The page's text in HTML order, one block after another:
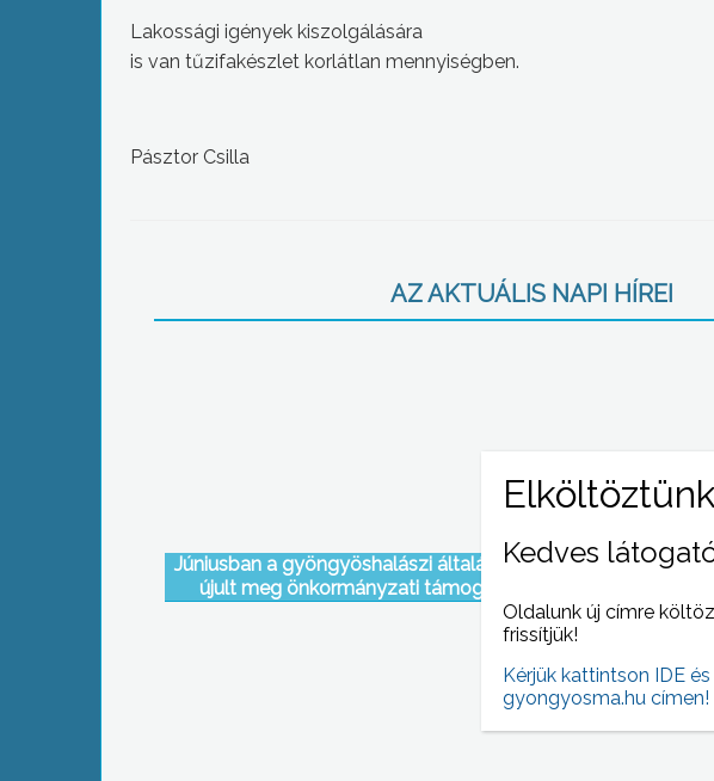
Lakossági igények kiszolgálására
is van tűzifakészlet korlátlan mennyiségben.
Pásztor Csilla
AZ AKTUÁLIS NAPI HÍREI
Júniusban a gyöngyöshalászi általános iskola
újult meg önkormányzati támogatással
Tart az
Kedves
Oldalunk új címre
frissítjük!
Kérjük kattintson IDE
gyongyosma.hu címen!